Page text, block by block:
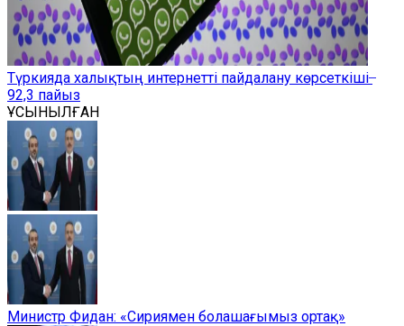
Түркияда халықтың интернетті пайдалану көрсеткіші ̶
92,3 пайыз
ҰСЫНЫЛҒАН
Министр Фидан: «Сириямен болашағымыз ортақ»